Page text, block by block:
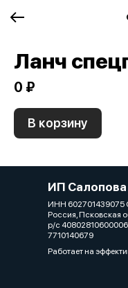
Ланч
0 ₽
В корзину
ИП Салопова
ИНН
Россия, Псковская
р/с
7710140679
Работает на